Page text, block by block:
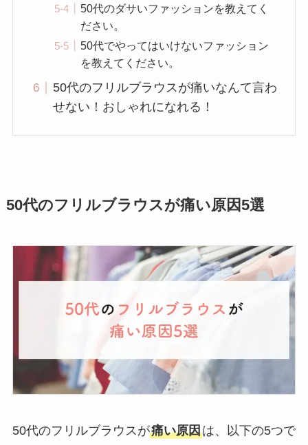
50代のダサいファッションを教えてく
ださい。
50代でやってはいけないファッション
を教えてください。
50代のフリルブラウスが痛いなんて言わ
せない！おしゃれになれる！
50代のフリルブラウスが痛い原因5選
50代のフリルブラウスが痛い原因は、以下の5つで